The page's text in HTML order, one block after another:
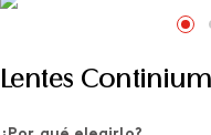
Lentes Continium